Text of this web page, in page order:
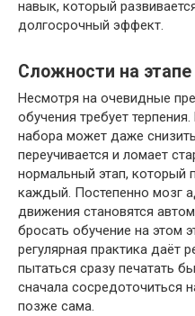
навык, который
долгосрочный эффект.
Сложности на этапе
Несмотря на очевидные
обучения требует
набора может даже
переучивается и ломает
нормальный этап, который
каждый. Постепенно мозг
движения становятся
бросать обучение на этом
регулярная практика даёт
пытаться сразу печатать
сначала сосредоточиться
позже сама.